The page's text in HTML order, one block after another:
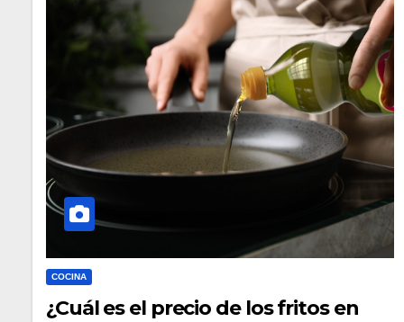
COCINA
¿Cuál es el precio de los fritos en